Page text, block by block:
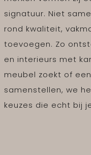
signatuur. Niet
rond kwaliteit,
toevoegen. Zo
en interieurs met
meubel zoekt of
samenstellen, we
keuzes die echt bij